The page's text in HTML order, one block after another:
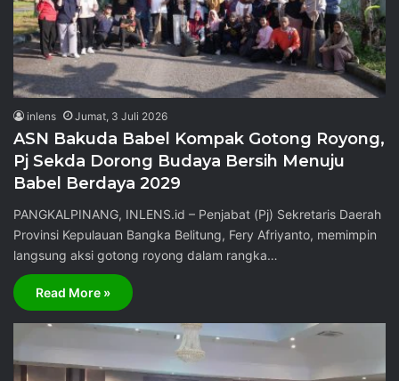
inlens Jumat, 3 Juli 2026
ASN Bakuda Babel Kompak Gotong Royong,
Pj Sekda Dorong Budaya Bersih Menuju
Babel Berdaya 2029
PANGKALPINANG, INLENS.id – Penjabat (Pj) Sekretaris Daerah
Provinsi Kepulauan Bangka Belitung, Fery Afriyanto, memimpin
langsung aksi gotong royong dalam rangka…
Read More »